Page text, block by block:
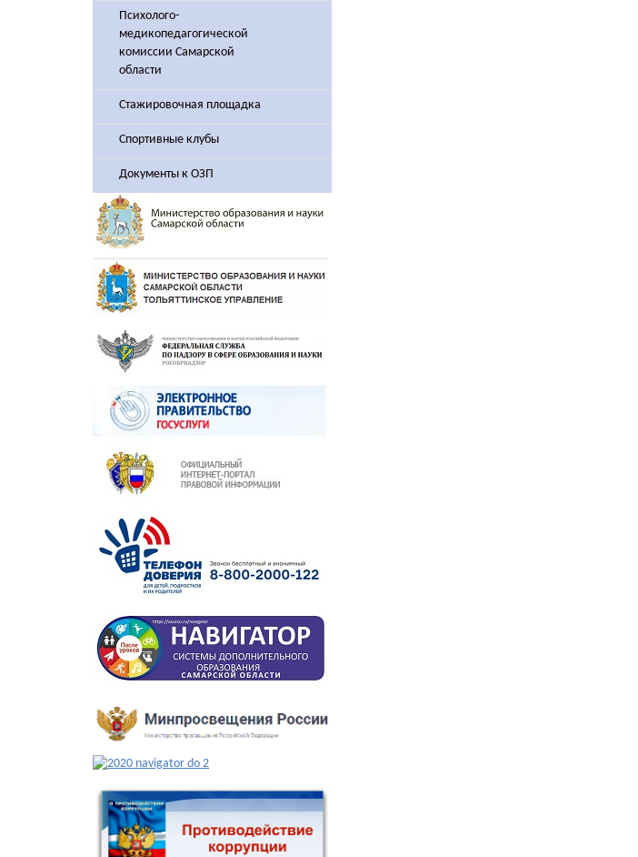
Психолого-
медикопедагогической
комиссии Самарской
области
Стажировочная площадка
Спортивные клубы
Документы к ОЗП